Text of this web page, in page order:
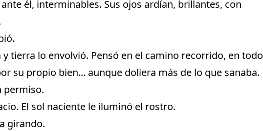
él, interminables. Sus ojos ardían, brillantes, con
tierra lo envolvió. Pensó en el camino recorrido, en todo
su propio bien... aunque doliera más de lo que sanaba.
permiso.
El sol naciente le iluminó el rostro.
girando.